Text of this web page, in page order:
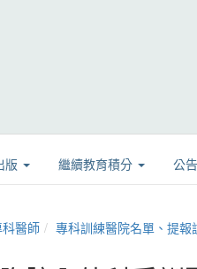
版 繼續教育積分 公
醫師 專科訓練醫院名單、提